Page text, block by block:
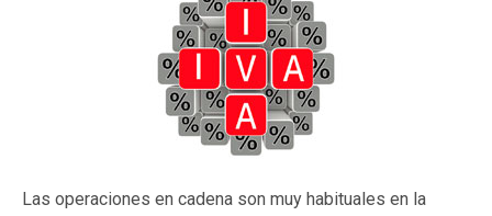
Las operaciones en cadena son muy habituales en la